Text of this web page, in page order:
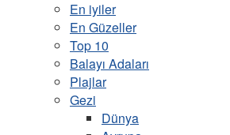
En iyiler
En Güzeller
Top 10
Balayı Adaları
Plajlar
Gezi
Dünya